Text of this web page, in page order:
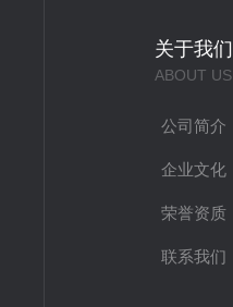
关于我们
ABOUT US
公司简介
企业文化
荣誉资质
联系我们